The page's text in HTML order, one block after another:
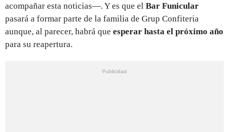
acompañar esta noticias—. Y es que el Bar Funicular
pasará a formar parte de la familia de Grup Confiteria
aunque, al parecer, habrá que esperar hasta el próximo año
para su reapertura.